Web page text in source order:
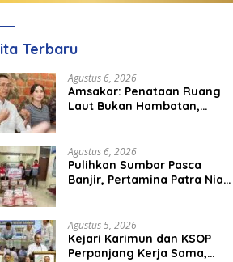
Terbaru
Agustus 6, 2026
Amsakar: Penataan Ruang
Laut Bukan Hambatan,
Agustus 6, 2026
Pulihkan Sumbar Pasca
Banjir, Pertamina Patra Niaga
Agustus 5, 2026
Kejari Karimun dan KSOP
Perpanjang Kerja Sama,